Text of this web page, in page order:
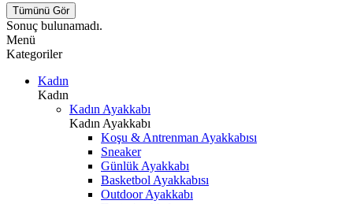
Tümünü Gör
Sonuç bulunamadı.
Menü
Kategoriler
Kadın
Kadın
Kadın Ayakkabı
Kadın Ayakkabı
Koşu & Antrenman Ayakkabısı
Sneaker
Günlük Ayakkabı
Basketbol Ayakkabısı
Outdoor Ayakkabı